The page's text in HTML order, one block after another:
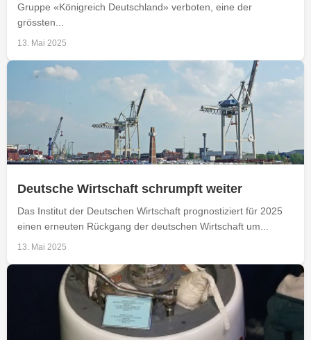
Gruppe «Königreich Deutschland» verboten, eine der
grössten...
13. Mai 2025
Deutsche Wirtschaft schrumpft weiter
Das Institut der Deutschen Wirtschaft prognostiziert für 2025
einen erneuten Rückgang der deutschen Wirtschaft um...
13. Mai 2025